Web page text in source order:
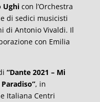
Ughicon l’Orchestra
di sedici musicisti
di Antonio Vivaldi. Il
con Emilia
“Dante 2021 – Mi
, in
Italiana Centri